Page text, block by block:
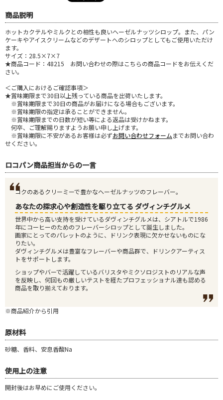
商品説明
ホットカクテルやミルクとの相性も良いヘーゼルナッツシロップ。また、パン
ケーキやアイスクリームなどのデザートへのシロップとしてもご使用いただけ
ます。
サイズ：28.5×7×7
★商品コード：48215 お問い合わせの際はこちらの商品コードをお伝えくだ
さい。
＜ご購入におけるご確認事項＞
★賞味期限まで30日以上残っている商品を出荷いたします。
※賞味期限まで30日の商品がお届けになる場合もございます。
※賞味期限の指定は承ることができません。
※賞味期限までの日数が短い等による返品は受けかねます。
何卒、ご理解賜りますようお願い申し上げます。
※賞味期限に不安があるお客様は必ずお問い合わせフォームまでお問い合わ
せください。
ロコパン商品担当からの一言
コクのあるクリーミーで豊かなヘーゼルナッツのフレーバー。
あなたの探求心や創造性を駆り立てる ダヴィンチグルメ
世界中から高い支持を受けているダヴィンチグルメは、シアトルで1986
年にコーヒーのためのフレーバーシロップとして誕生しました。
画家にとってのパレットのように、ドリンク表現に欠かせないものにな
りたい。
ダヴィンチグルメは豊富なフレーバーや商品群で、ドリンクアーティス
トをサポートします。
ショップやバーで活躍しているバリスタやミクソロジストのリアルな声
を反映し、何回もの厳しいテストを経たプロフェッショナル達も認める
商品を取り揃えております。
※商品紹介から引用
原材料
砂糖、香料、安息香酸Na
使用上の注意
開封後はお早めにご使用ください。